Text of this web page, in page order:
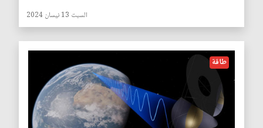
السبت 13 نيسان 2024
طاقة